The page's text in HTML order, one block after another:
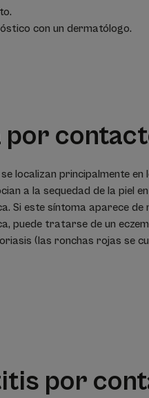
con un dermatólogo.
por
localizan principalmente
a la sequedad de la piel
Si este síntoma aparece
puede tratarse de un
(las ronchas rojas se
por